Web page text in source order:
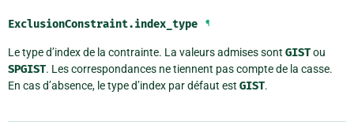
ExclusionConstraint.index_type ¶
Le type d’index de la contrainte. La valeurs admises sont GISTou
SPGIST. Les correspondances ne tiennent pas compte de la casse.
En cas d’absence, le type d’index par défaut est GIST.